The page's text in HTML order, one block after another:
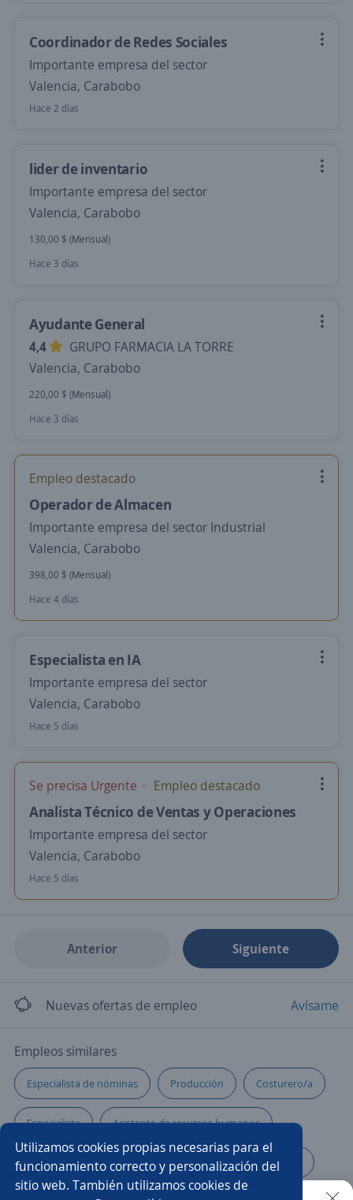
Utilizamos cookies propias necesarias para el
funcionamiento correcto y personalización del
sitio web. También utilizamos cookies de
Coordinador de Redes Sociales
Importante empresa del sector
Valencia, Carabobo
Hace 2 días
lider de inventario
Importante empresa del sector
Valencia, Carabobo
130,00 $ (Mensual)
Hace 3 días
Ayudante General
4,4
GRUPO FARMACIA LA TORRE
Valencia, Carabobo
220,00 $ (Mensual)
Hace 3 días
Empleo destacado
Operador de Almacen
Importante empresa del sector Industrial
Valencia, Carabobo
398,00 $ (Mensual)
Hace 4 días
Especialista en IA
Importante empresa del sector
Valencia, Carabobo
Hace 5 días
Se precisa Urgente Empleo destacado
Analista Técnico de Ventas y Operaciones
Importante empresa del sector
Valencia, Carabobo
Hace 5 días
Anterior Siguiente
Nuevas ofertas de empleo Avísame
Empleos similares
Especialista de nóminas Producción Costurero/a
Especialista Asistente de recursos humanos
Supervisor/a de producción Asistente de producción